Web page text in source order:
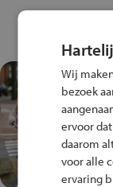
Wij
bezoek
ervoor
daarom
voor alle
ervaring